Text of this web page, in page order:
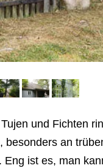
und Fichten
an
ist es, man